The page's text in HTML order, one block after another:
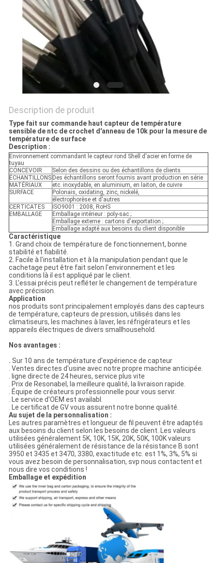
PLAN
SITE
PRIVACY
POLICY
Description de produit
Type fait sur commande haut capteur de température
sensible de ntc de crochet d'anneau de 10k pour la mesure de
température de surface
Description :
Environnement commandant le capteur rond Shell d'acier en forme de
tuyau
CONCEVOIR
Selon des dessins ou des échantillons de clients
ÉCHANTILLONS Des échantillons seront fournis avant production en série
MATÉRIAUX
etc. inoxydable, en aluminium, en laiton, de cuivre
SURFACE
Polonais, oxidating, zinc, nickelé,
électrophorèse et d'autres
CERTICATES
ISO9001 : 2008, RoHS
EMBALLAGE
Emballage intérieur : poly-sac ;
Emballage externe : cartons d'exportation ;
Emballage adapté aux besoins du client disponible
Caractéristique
1. Grand choix de température de fonctionnement, bonne
stabilité et fiabilité.
2. Facile à l'installation et à la manipulation pendant que le
cachetage peut être fait selon l'environnement et les
conditions là il est appliqué par le client.
3. L'essai précis peut refléter le changement de température
avec précision.
Application
nos produits sont principalement employés dans des capteurs
de température, capteurs de pression, utilisés dans les
climatiseurs, les machines à laver, les réfrigérateurs et les
appareils électriques de divers smallhousehold.
Nos avantages :
. Sur 10 ans de température d'expérience de capteur
. Ventes directes d'usine avec notre propre machine anticipée.
. ligne directe de 24 heures, service plus vite
. Prix de Resonabel, la meilleure qualité, la livraison rapide.
. Équipe de créateurs professionnelle pour vous servir.
. Le service d'OEM est availabl.
. Le certificat de GV vous assurent notre bonne qualité.
Au sujet de la personnalisation :
Les autres paramètres et longueur de fil peuvent être adaptés
aux besoins du client selon les besoins de client. Les valeurs
utilisées généralement 5K, 10K, 15K, 20K, 50K, 100K valeurs
utilisées généralement de résistance de la résistance B sont
3950 et 3435 et 3470, 3380, exactitude etc. est 1%, 3%, 5% si
vous avez besoin de personnalisation, svp nous contactent et
nous dire vos conditions !
Emballage et expédition